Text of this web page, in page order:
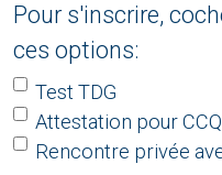
Pour s'inscrire,
ces options:
Test TDG
Attestation pour CCQ
Rencontre privée